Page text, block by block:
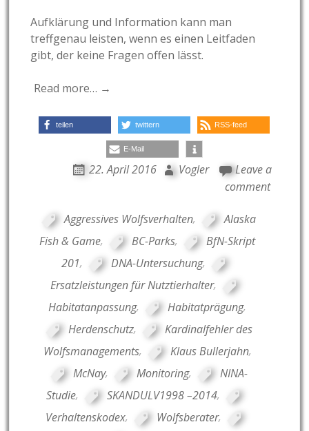
Aufklärung und Information kann man
treffgenau leisten, wenn es einen Leitfaden
gibt, der keine Fragen offen lässt.
Read more… →
teilen twittern RSS-feed
E-Mail
22. April 2016 Vogler
Leave a
comment
Aggressives Wolfsverhalten,
Alaska
Fish & Game, BC-Parks,
BfN-Skript
201, DNA-Untersuchung,
Ersatzleistungen für Nutztierhalter,
Habitatanpassung, Habitatprägung,
Herdenschutz,
Kardinalfehler des
Wolfsmanagements, Klaus Bullerjahn,
McNay, Monitoring,
NINA-
Studie, SKANDULV1998 –2014,
Verhaltenskodex, Wolfsberater,